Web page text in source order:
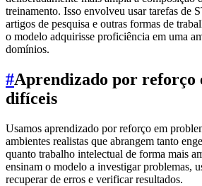
treinamento. Isso envolveu usar tarefas de
artigos de pesquisa e outras formas de
o modelo adquirisse proficiência em uma
domínios.
#Aprendizado por reforço
difíceis
Usamos aprendizado por reforço em
ambientes realistas que abrangem tanto
quanto trabalho intelectual de forma mais
ensinam o modelo a investigar problemas,
recuperar de erros e verificar resultados.